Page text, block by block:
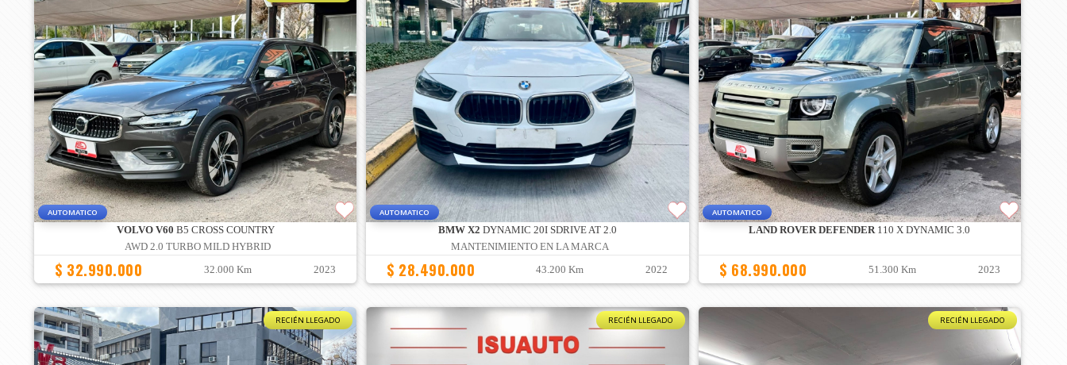
AUTOMATICO
VOLVO V60 B5 CROSS COUNTRY
AWD 2.0 TURBO MILD HYBRID
$ 32.990.000 32.000 Km 2023
AUTOMATICO
BMW X2 DYNAMIC 20I SDRIVE AT 2.0
MANTENIMIENTO EN LA MARCA
$ 28.490.000 43.200 Km 2022
AUTOMATICO
LAND ROVER DEFENDER110 X DYNAMIC 3.0
$ 68.990.000 51.300 Km 2023
RECIÉN LLEGADO RECIÉN LLEGADO RECIÉN LLEGADO